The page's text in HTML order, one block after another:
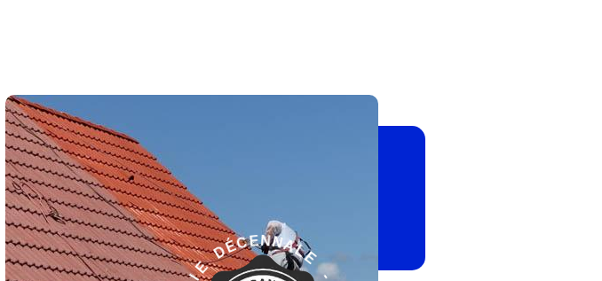
NNALE - GARA
N